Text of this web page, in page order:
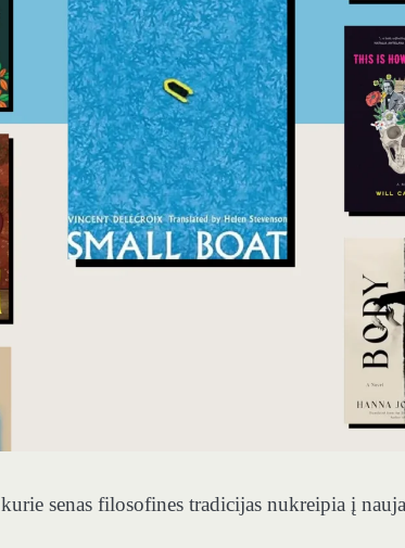
senas filosofines tradicijas nukreipia į